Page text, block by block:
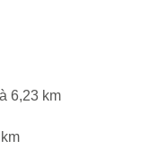
à 6,23 km